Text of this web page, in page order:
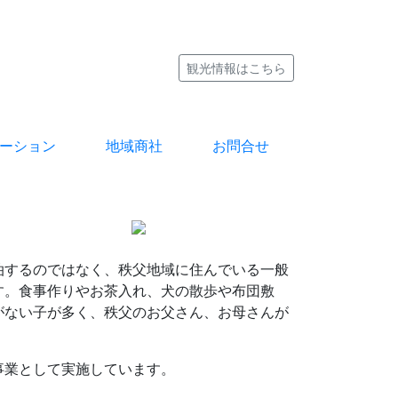
観光情報はこちら
ション 地域商社 お問合せ
るのではなく、秩父地域に住んでいる一般
食事作りやお茶入れ、犬の散歩や布団敷
い子が多く、秩父のお父さん、お母さんが
として実施しています。